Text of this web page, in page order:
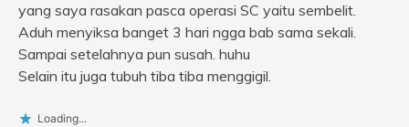
yang saya rasakan pasca operasi SC yaitu sembelit.
Aduh menyiksa banget 3 hari ngga bab sama sekali.
Sampai setelahnya pun susah. huhu
Selain itu juga tubuh tiba tiba menggigil.
Loading...